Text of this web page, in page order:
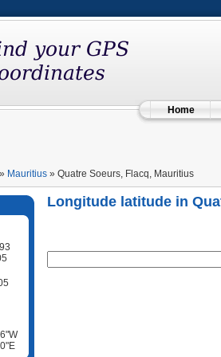
Home
» Mauritius » Quatre Soeurs, Flacq, Mauritius
Longitude latitude in